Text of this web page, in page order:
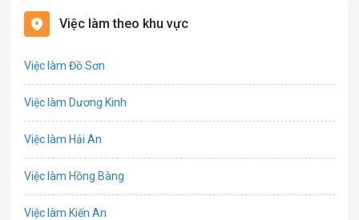
Biên phiên dịch
Việc làm theo khu vực
Việc làm Đồ Sơn
Việc làm Dương Kinh
Việc làm Hải An
Việc làm Hồng Bàng
Việc làm Kiến An